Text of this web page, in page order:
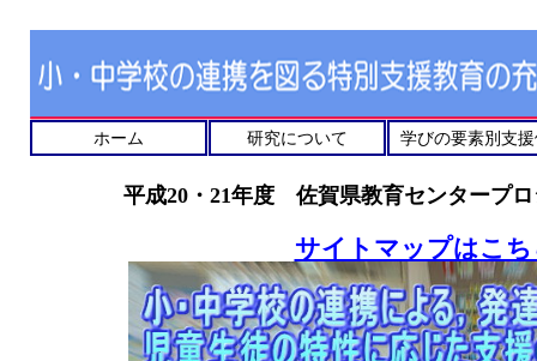
ホーム 研究について 学びの要素別支
平成20・21年度 佐賀県教育センタープ
サイトマップはこ